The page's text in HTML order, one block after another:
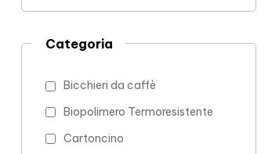
Categoria
Bicchieri da caffè
Biopolimero Termoresistente
Cartoncino